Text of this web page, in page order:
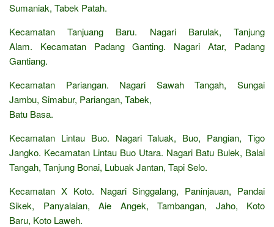
Sumaniak, Tabek Patah.
Kecamatan Tanjuang Baru. Nagari Barulak, Tanjung
Alam. Kecamatan Padang Ganting. Nagari Atar, Padang
Gantiang.
Kecamatan Pariangan. Nagari Sawah Tangah, Sungai
Jambu, Simabur, Pariangan, Tabek,
Batu Basa.
Kecamatan Lintau Buo. Nagari Taluak, Buo, Pangian, Tigo
Jangko. Kecamatan Lintau Buo Utara. Nagari Batu Bulek, Balai
Tangah, Tanjung Bonai, Lubuak Jantan, Tapi Selo.
Kecamatan X Koto. Nagari Singgalang, Paninjauan, Pandai
Sikek, Panyalaian, Aie Angek, Tambangan, Jaho, Koto
Baru, Koto Laweh.